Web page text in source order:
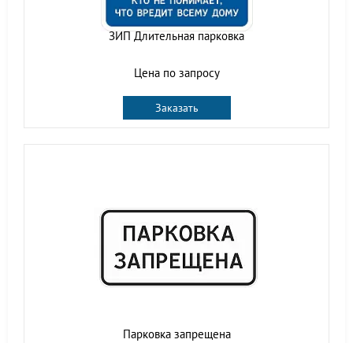
ЗИП Длительная парковка
Цена по запросу
Заказать
Парковка запрещена